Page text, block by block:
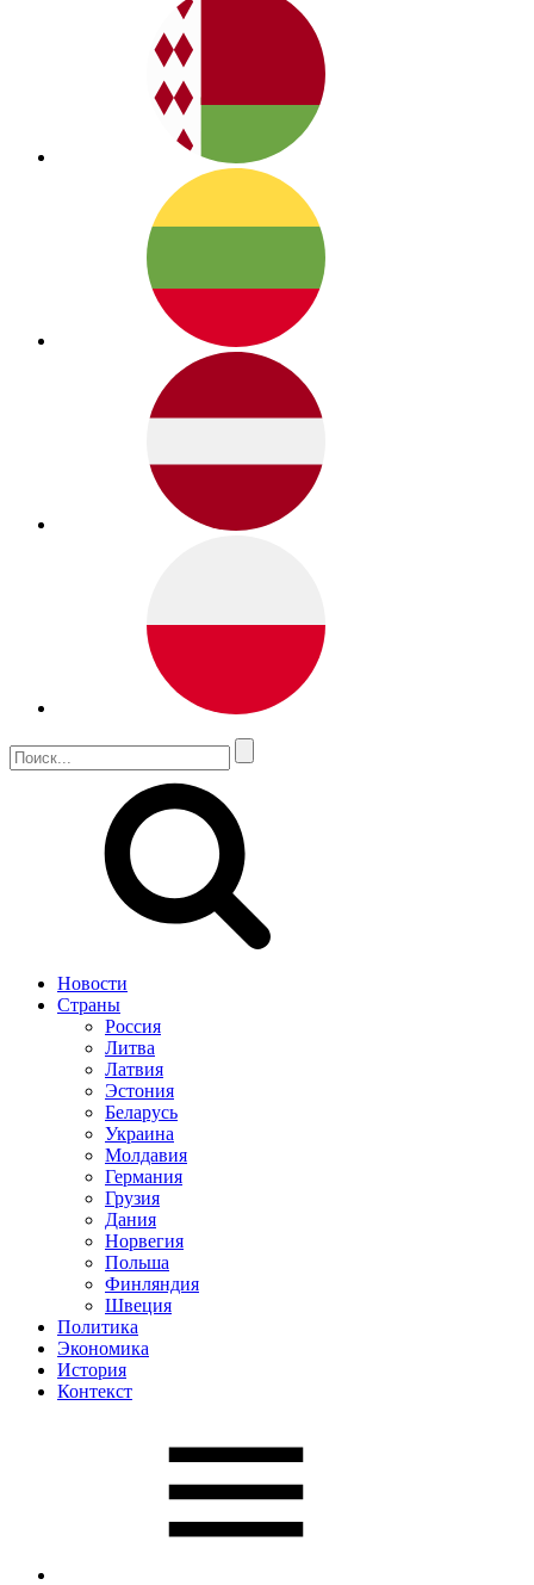
Новости
Страны
Россия
Литва
Латвия
Эстония
Беларусь
Украина
Молдавия
Германия
Грузия
Дания
Норвегия
Польша
Финляндия
Швеция
Политика
Экономика
История
Контекст